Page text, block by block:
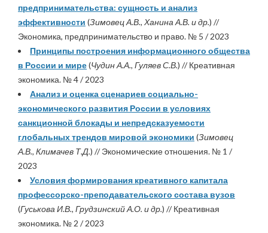
предпринимательства: сущность и анализ
эффективности (Зимовец А.В., Ханина А.В. и др.) //
Экономика, предпринимательство и право. № 5 / 2023
Принципы построения информационного общества
в России и мире(Чудин А.А., Гуляев С.В.) // Креативная
экономика. № 4 / 2023
Анализ и оценка сценариев социально-
экономического развития России в условиях
санкционной блокады и непредсказуемости
глобальных трендов мировой экономики (Зимовец
А.В., Климачев Т.Д.) // Экономические отношения. № 1 /
2023
Условия формирования креативного капитала
профессорско-преподавательского состава вузов
(Гуськова И.В., Грудзинский А.О. и др.) // Креативная
экономика. № 2 / 2023